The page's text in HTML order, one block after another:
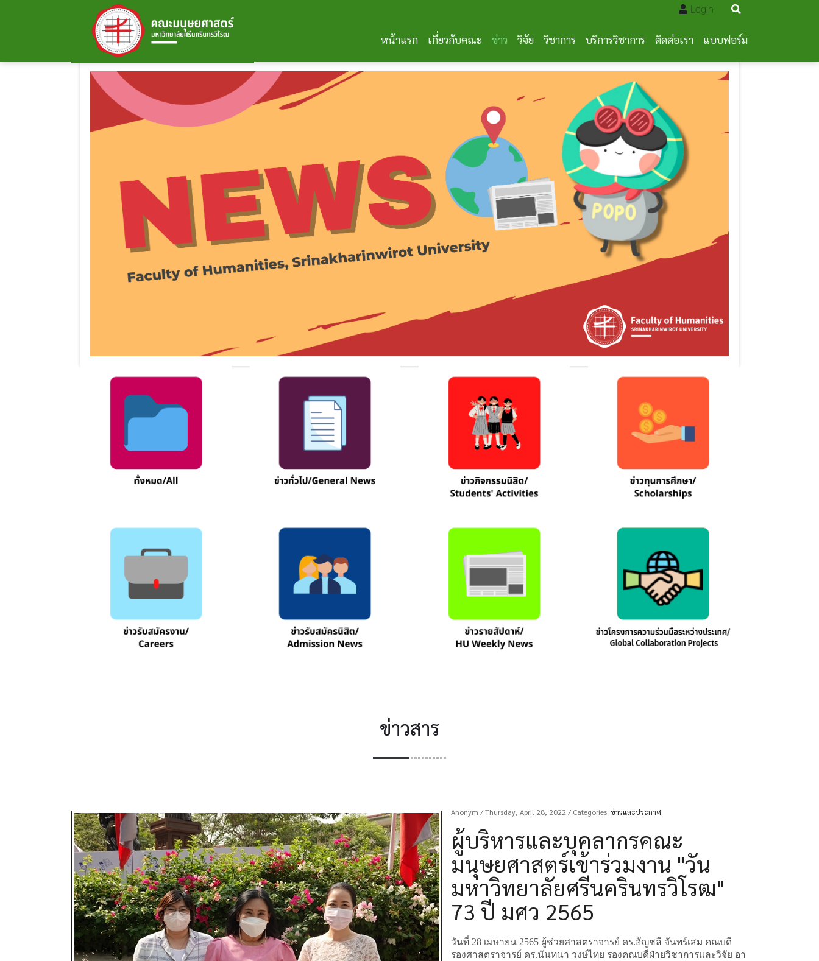
Login
หน้าแรก เกี่ยวกับคณะ ข่าว วิจัย วิชาการ บริการวิชาการ ติดต่อเรา แบบฟอร์ม
ข่าวสาร
Anonym / Thursday, April 28, 2022 / Categories: ข่าวและประกาศ
ผู้บริหารและบุคลากรคณะ
มนุษยศาสตร์เข้าร่วมงาน "วัน
มหาวิทยาลัยศรีนครินทรวิโรฒ"
73 ปี มศว 2565
วันที่ 28 เมษายน 2565 ผู้ช่วยศาสตราจารย์ ดร.อัญชลี จันทร์เสม คณบดี
รองศาสตราจารย์ ดร.นันทนา วงษ์ไทย รองคณบดีฝ่ายวิชาการและวิจัย อา